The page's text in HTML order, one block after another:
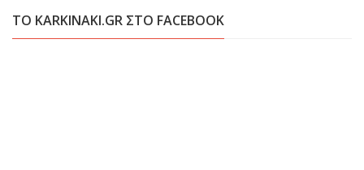
ΤΟ KARKINAKI.GR ΣΤΟ FACEBOOK